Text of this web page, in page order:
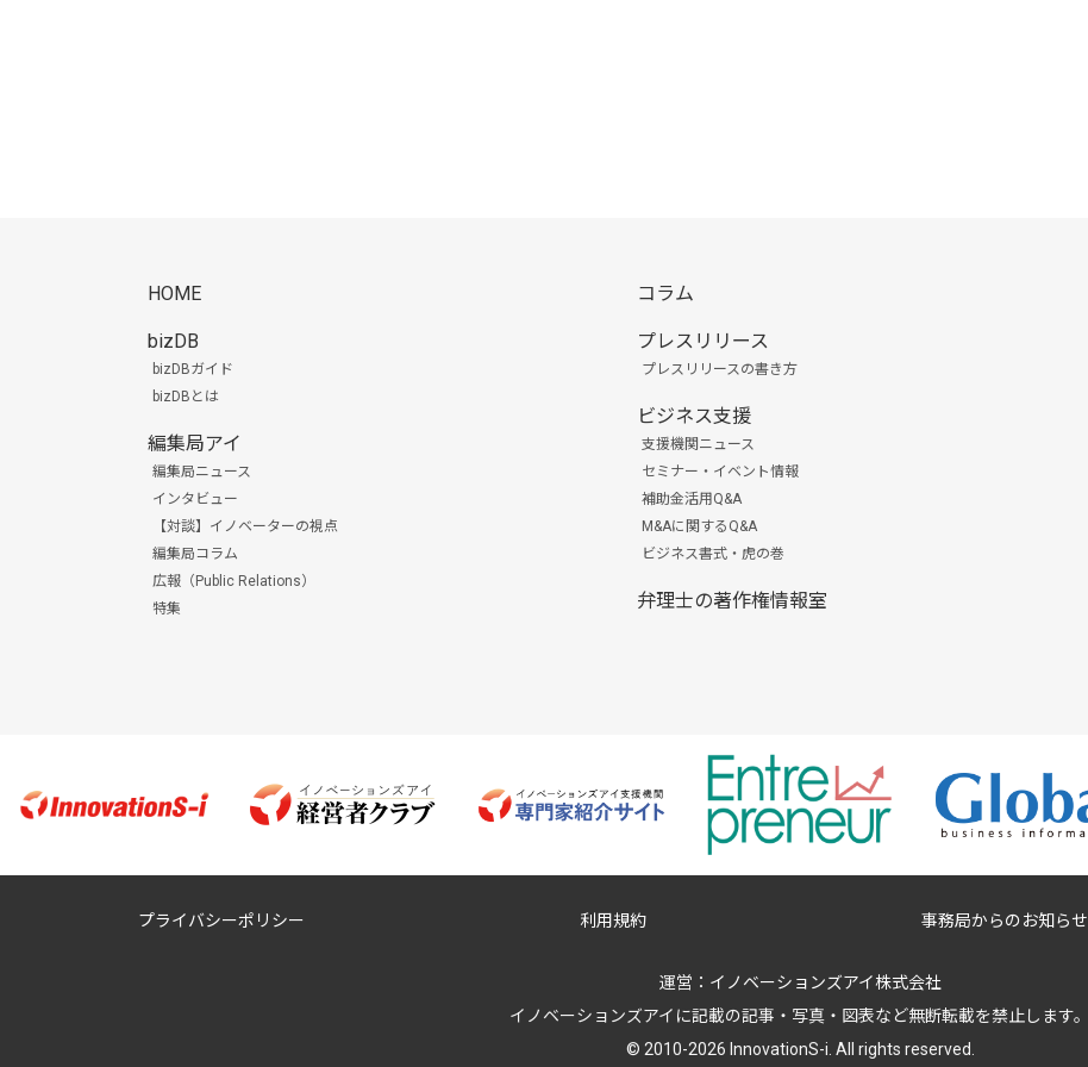
HOME
bizDB
bizDBガイド
bizDBとは
編集局アイ
編集局ニュース
インタビュー
【対談】イノベーターの視点
編集局コラム
広報（Public Relations）
特集
コラム
プレスリリース
プレスリリースの書き方
ビジネス支援
支援機関ニュース
セミナー・イベント情報
補助金活用Q&A
M&Aに関するQ&A
ビジネス書式・虎の巻
弁理士の著作権情報室
プライバシーポリシー 利用規約 事務局からのお知らせ
運営： イノベーションズアイ株式会社
イノベーションズアイに記載の記事・写真・図表など無断転載を禁止します。
© 2010-2026 InnovationS-i. All rights reserved.